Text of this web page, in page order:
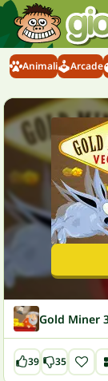
Animali Arcade
Gold Miner
39 35